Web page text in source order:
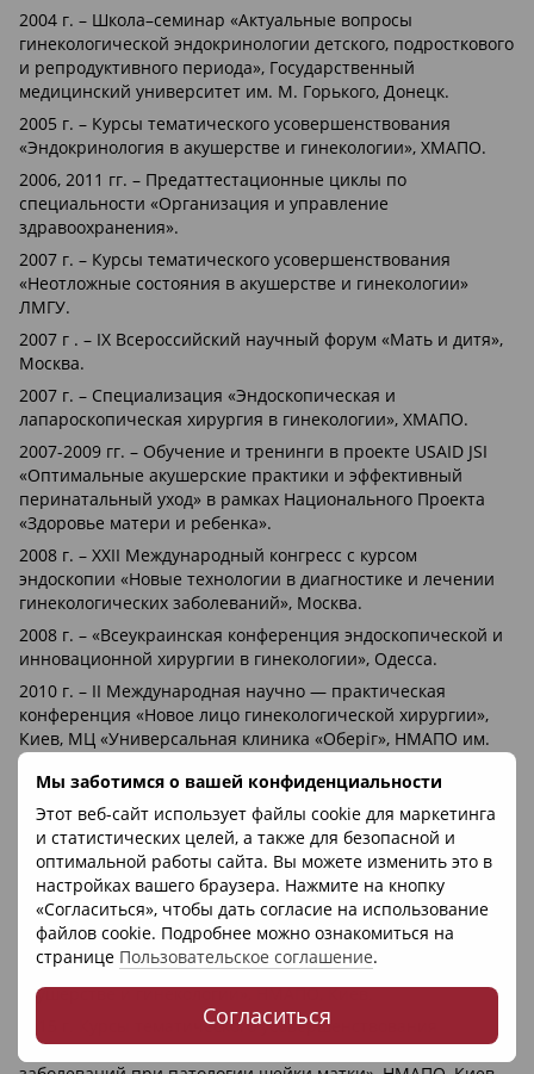
Мы заботимся о вашей конфиденциальности
Этот веб-сайт использует файлы cookie для маркетинга
и статистических целей, а также для безопасной и
оптимальной работы сайта. Вы можете изменить это в
настройках вашего браузера. Нажмите на кнопку
«Согласиться», чтобы дать согласие на использование
файлов cookie. Подробнее можно ознакомиться на
странице Пользовательское соглашение.
Согласиться
2004 г. – Школа–семинар «Актуальные вопросы
гинекологической эндокринологии детского, подросткового
и репродуктивного периода», Государственный
медицинский университет им. М. Горького, Донецк.
2005 г. – Курсы тематического усовершенствования
«Эндокринология в акушерстве и гинекологии», ХМАПО.
2006, 2011 гг. – Предаттестационные циклы по
специальности «Организация и управление
здравоохранения».
2007 г. – Курсы тематического усовершенствования
«Неотложные состояния в акушерстве и гинекологии»
ЛМГУ.
2007 г . – IX Всероссийский научный форум «Мать и дитя»,
Москва.
2007 г. – Специализация «Эндоскопическая и
лапароскопическая хирургия в гинекологии», ХМАПО.
2007-2009 гг. – Обучение и тренинги в проекте USAID JSI
«Оптимальные акушерские практики и эффективный
перинатальный уход» в рамках Национального Проекта
«Здоровье матери и ребенка».
2008 г. – XXII Международный конгресс с курсом
эндоскопии «Новые технологии в диагностике и лечении
гинекологических заболеваний», Москва.
2008 г. – «Всеукраинская конференция эндоскопической и
инновационной хирургии в гинекологии», Одесса.
2010 г. – II Международная научно — практическая
конференция «Новое лицо гинекологической хирургии»,
Киев, МЦ «Универсальная клиника «Оберіг», НМАПО им.
П.Л. Шупика.
2011, 2013 гг. – Международная научно–практическая
конференция по актуальным вопросам акушерства и
гинекологии, Судак.
2012 г. – Курсы тематического усовершенствования
«Неотложная помощь новорожденным в
родовспомогательных учреждениях», ХМАПО, Харьков.
2014 г. – Курсы тематического усовершенствования
«Неотложная помощь и интенсивная терапия в
акушерстве и гинекологии», НМАПО, Киев.
2015 г. Курсы тематического усовершенствования
«Современная диагностика, профилактика и лечение